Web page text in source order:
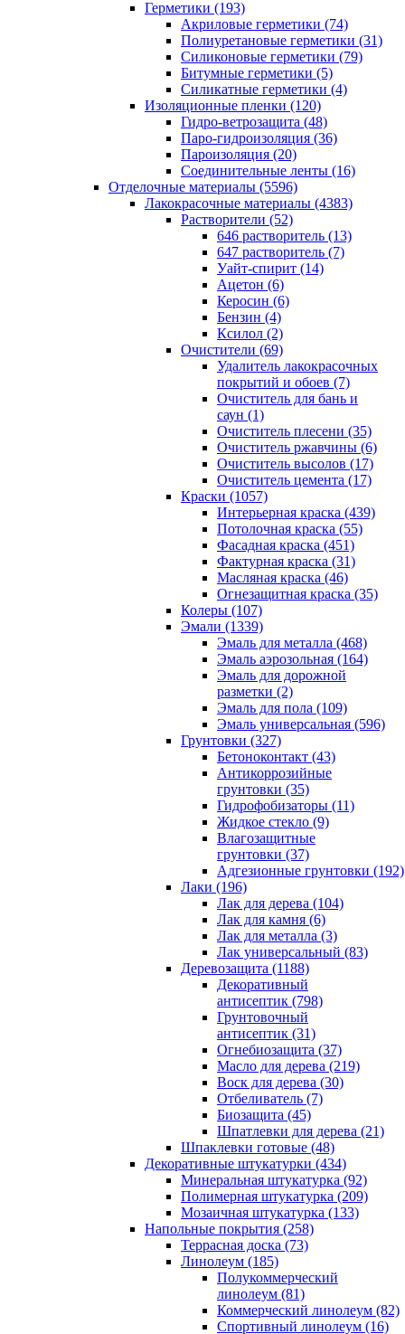
Герметики (193)
Акриловые герметики (74)
Полиуретановые герметики (31)
Силиконовые герметики (79)
Битумные герметики (5)
Силикатные герметики (4)
Изоляционные пленки (120)
Гидро-ветрозащита (48)
Паро-гидроизоляция (36)
Пароизоляция (20)
Соединительные ленты (16)
Отделочные материалы (5596)
Лакокрасочные материалы (4383)
Растворители (52)
646 растворитель (13)
647 растворитель (7)
Уайт-спирит (14)
Ацетон (6)
Керосин (6)
Бензин (4)
Ксилол (2)
Очистители (69)
Удалитель лакокрасочных
покрытий и обоев (7)
Очиститель для бань и
саун (1)
Очиститель плесени (35)
Очиститель ржавчины (6)
Очиститель высолов (17)
Очиститель цемента (17)
Краски (1057)
Интерьерная краска (439)
Потолочная краска (55)
Фасадная краска (451)
Фактурная краска (31)
Масляная краска (46)
Огнезащитная краска (35)
Колеры (107)
Эмали (1339)
Эмаль для металла (468)
Эмаль аэрозольная (164)
Эмаль для дорожной
разметки (2)
Эмаль для пола (109)
Эмаль универсальная (596)
Грунтовки (327)
Бетоноконтакт (43)
Антикоррозийные
грунтовки (35)
Гидрофобизаторы (11)
Жидкое стекло (9)
Влагозащитные
грунтовки (37)
Адгезионные грунтовки (192)
Лаки (196)
Лак для дерева (104)
Лак для камня (6)
Лак для металла (3)
Лак универсальный (83)
Деревозащита (1188)
Декоративный
антисептик (798)
Грунтовочный
антисептик (31)
Огнебиозащита (37)
Масло для дерева (219)
Воск для дерева (30)
Отбеливатель (7)
Биозащита (45)
Шпатлевки для дерева (21)
Шпаклевки готовые (48)
Декоративные штукатурки (434)
Минеральная штукатурка (92)
Полимерная штукатурка (209)
Мозаичная штукатурка (133)
Напольные покрытия (258)
Террасная доска (73)
Линолеум (185)
Полукоммерческий
линолеум (81)
Коммерческий линолеум (82)
Спортивный линолеум (16)